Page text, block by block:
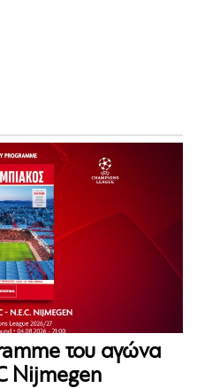
του αγώνα
Nijmegen